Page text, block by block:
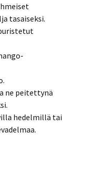
tasaiseksi.
ne peitettynä
hedelmillä tai